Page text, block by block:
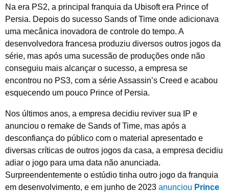
Na era PS2, a principal franquia da Ubisoft era Prince of
Persia. Depois do sucesso Sands of Time onde adicionava
uma mecânica inovadora de controle do tempo. A
desenvolvedora francesa produziu diversos outros jogos da
série, mas após uma sucessão de produções onde não
conseguiu mais alcançar o sucesso, a empresa se
encontrou no PS3, com a série Assassin’s Creed e acabou
esquecendo um pouco Prince of Persia.
Nos últimos anos, a empresa decidiu reviver sua IP e
anunciou o remake de Sands of Time, mas após a
desconfiança do público com o material apresentado e
diversas críticas de outros jogos da casa, a empresa decidiu
adiar o jogo para uma data não anunciada.
Surpreendentemente o estúdio tinha outro jogo da franquia
em desenvolvimento, e em junho de 2023 anunciou Prince